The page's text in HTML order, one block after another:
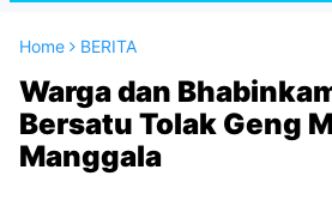
Home BERITA
Warga dan
Bersatu Tolak Geng
Manggala